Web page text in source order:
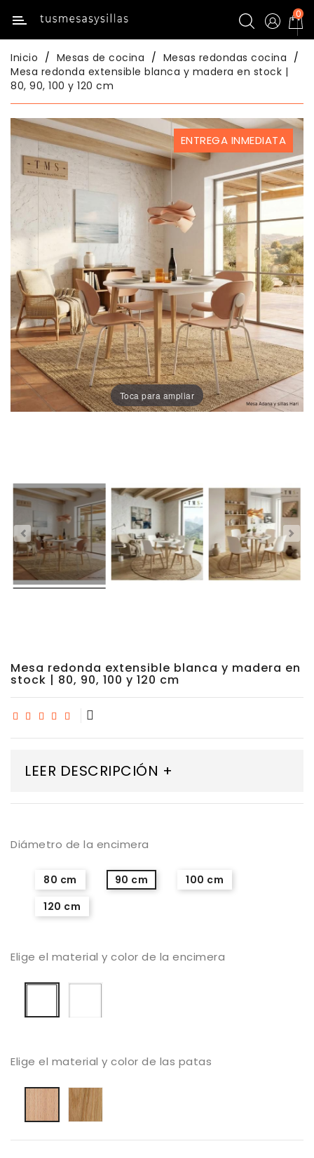
Categoría
Inicio
Mesas
De
Cocina
Sillas
De
Cocina
Mesas
Comedor
Sillas
Comedor
Porcelánico
Dekton
Stock
Exterior/jardín
0
Inicio Mesas de cocina
Mesas redondas cocina
Mesa redonda extensible blanca y madera en stock |
80, 90, 100 y 120 cm
ENTREGA INMEDIATA
Toca para ampliar
Mesa redonda extensible blanca y madera en
stock | 80, 90, 100 y 120 cm
LEER DESCRIPCIÓN +
Diámetro de la encimera
80 cm 90 cm
100 cm
120 cm
Elige el material y color de la encimera
mate
Elige el material y color de las patas
haya
barnizado
natural natural